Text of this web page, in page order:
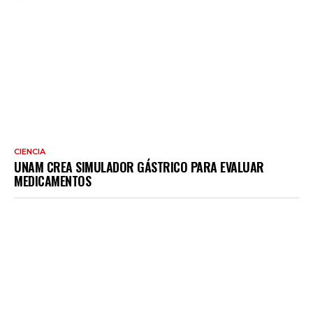
CIENCIA
UNAM CREA SIMULADOR GÁSTRICO PARA EVALUAR
MEDICAMENTOS